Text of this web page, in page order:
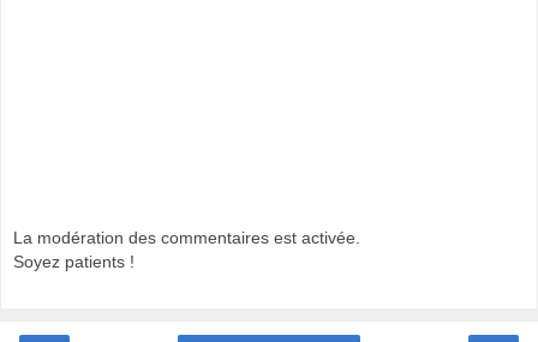
La modération des commentaires est activée.
Soyez patients !